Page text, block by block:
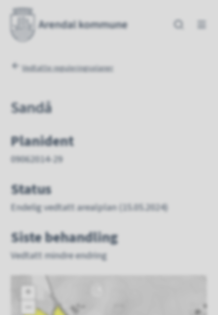
Arendal kommune
Du er her:
Vedtatte reguleringsplaner
Sandå
Planident
09062014-29
Status
Endelig vedtatt arealplan (15.05.2024)
Siste behandling
Vedtatt mindre endring
+